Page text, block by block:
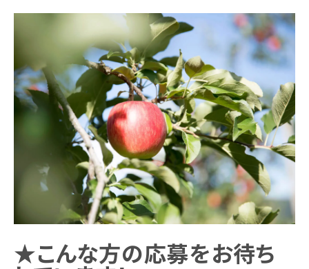
★こんな方の応募をお待ち